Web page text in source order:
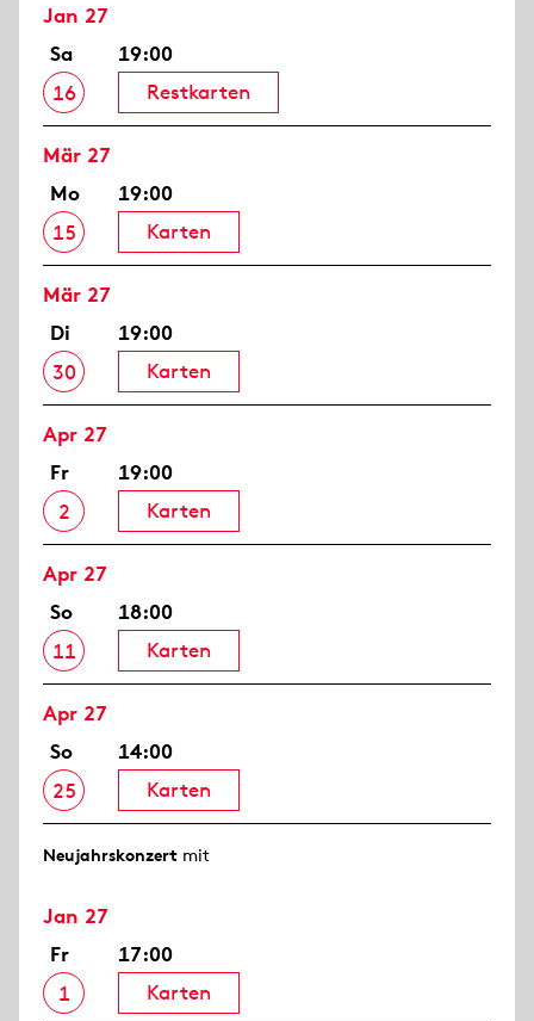
Jan 27
Sa
16
19:00
Restkarten
Mär 27
Mo
15
19:00
Karten
Mär 27
Di
30
19:00
Karten
Apr 27
Fr
2
19:00
Karten
Apr 27
So
11
18:00
Karten
Apr 27
So
25
14:00
Karten
Neujahrs­konzert mit
Jan 27
Fr
1
17:00
Karten